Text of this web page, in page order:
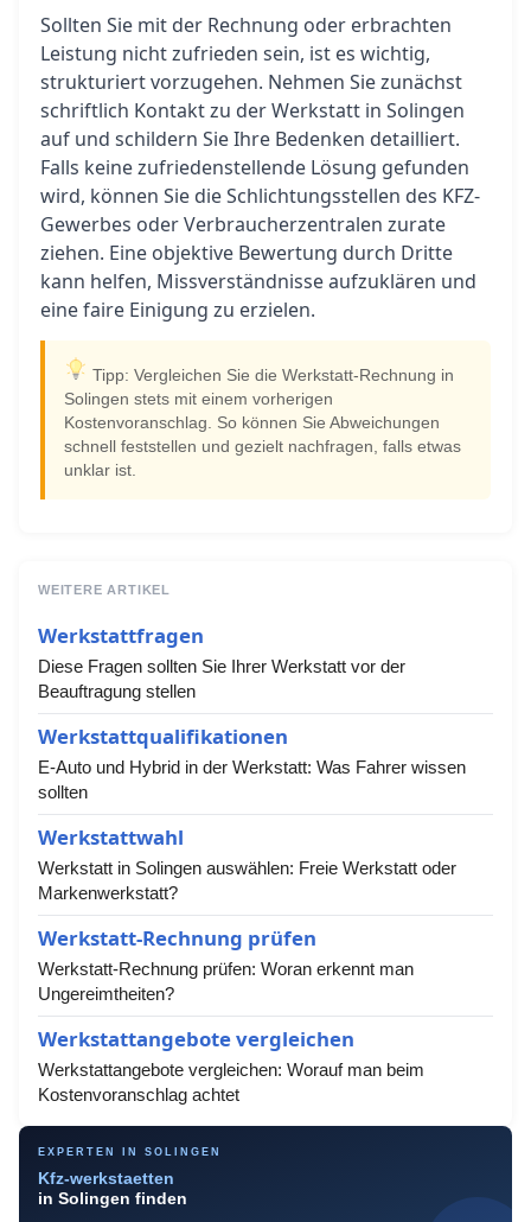
Sollten Sie mit der Rechnung oder erbrachten
Leistung nicht zufrieden sein, ist es wichtig,
strukturiert vorzugehen. Nehmen Sie zunächst
schriftlich Kontakt zu der Werkstatt in Solingen
auf und schildern Sie Ihre Bedenken detailliert.
Falls keine zufriedenstellende Lösung gefunden
wird, können Sie die Schlichtungsstellen des KFZ-
Gewerbes oder Verbraucherzentralen zurate
ziehen. Eine objektive Bewertung durch Dritte
kann helfen, Missverständnisse aufzuklären und
eine faire Einigung zu erzielen.
Tipp: Vergleichen Sie die Werkstatt-Rechnung in
Solingen stets mit einem vorherigen
Kostenvoranschlag. So können Sie Abweichungen
schnell feststellen und gezielt nachfragen, falls etwas
unklar ist.
WEITERE ARTIKEL
Werkstattfragen
Diese Fragen sollten Sie Ihrer Werkstatt vor der
Beauftragung stellen
Werkstattqualifikationen
E-Auto und Hybrid in der Werkstatt: Was Fahrer wissen
sollten
Werkstattwahl
Werkstatt in Solingen auswählen: Freie Werkstatt oder
Markenwerkstatt?
Werkstatt-Rechnung prüfen
Werkstatt-Rechnung prüfen: Woran erkennt man
Ungereimtheiten?
Werkstattangebote vergleichen
Werkstattangebote vergleichen: Worauf man beim
Kostenvoranschlag achtet
EXPERTEN IN SOLINGEN
Kfz-werkstaetten
in Solingen finden